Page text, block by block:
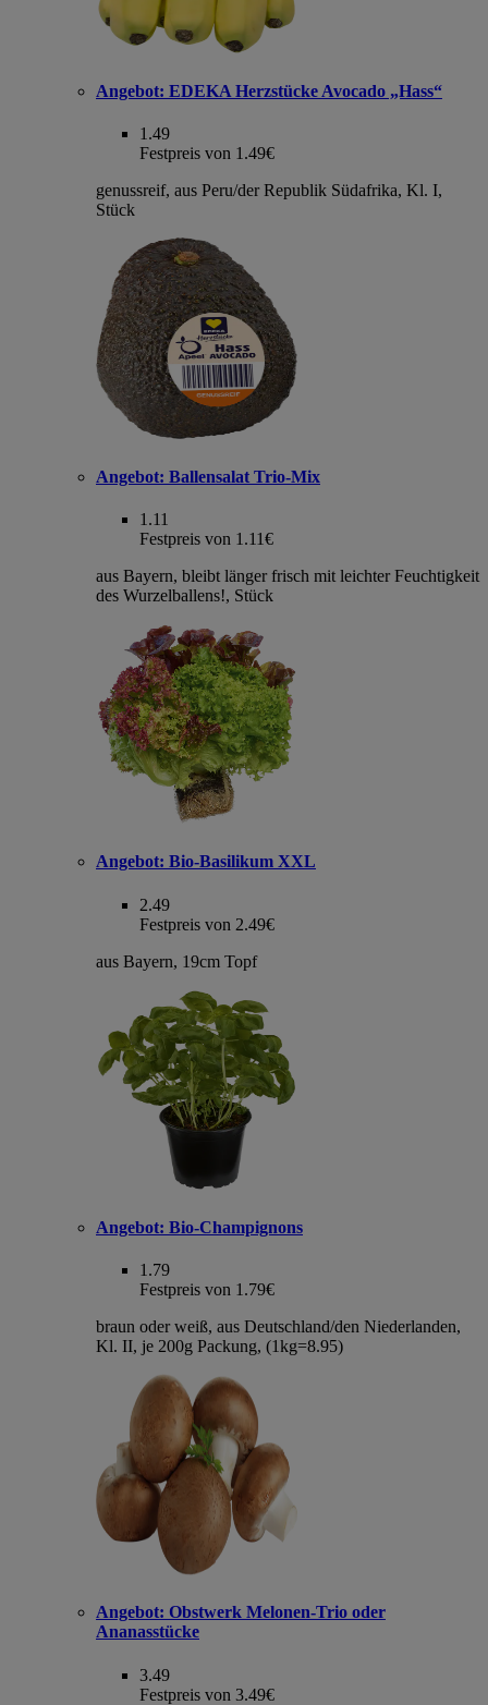
Angebot: EDEKA Herzstücke Avocado „Hass“
1.49
Festpreis von 1.49€
genussreif, aus Peru/der Republik Südafrika, Kl. I,
Stück
Angebot: Ballensalat Trio-Mix
1.11
Festpreis von 1.11€
aus Bayern, bleibt länger frisch mit leichter Feuchtigkeit
des Wurzelballens!, Stück
Angebot: Bio-Basilikum XXL
2.49
Festpreis von 2.49€
aus Bayern, 19cm Topf
Angebot: Bio-Champignons
1.79
Festpreis von 1.79€
braun oder weiß, aus Deutschland/den Niederlanden,
Kl. II, je 200g Packung, (1kg=8.95)
Angebot: Obstwerk Melonen-Trio oder
Ananasstücke
3.49
Festpreis von 3.49€